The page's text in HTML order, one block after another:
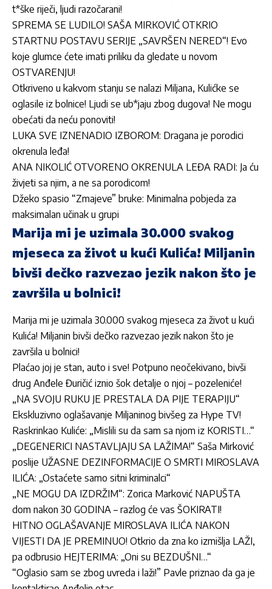
t*ške riječi, ljudi razočarani!
SPREMA SE LUDILO! SAŠA MIRKOVIĆ OTKRIO
STARTNU POSTAVU SERIJE „SAVRŠEN NERED“! Evo
koje glumce ćete imati priliku da gledate u novom
OSTVARENJU!
Otkriveno u kakvom stanju se nalazi Miljana, Kulićke se
oglasile iz bolnice! Ljudi se ub*jaju zbog dugova! Ne mogu
obećati da neću ponoviti!
LUKA SVE IZNENADIO IZBOROM: Dragana je porodici
okrenula leđa!
ANA NIKOLIĆ OTVORENO OKRENULA LEĐA RADI: Ja ću
živjeti sa njim, a ne sa porodicom!
Džeko spasio “Zmajeve” bruke: Minimalna pobjeda za
maksimalan učinak u grupi
Marija mi je uzimala 30.000 svakog
mjeseca za život u kući Kulića! Miljanin
bivši dečko razvezao jezik nakon što je
završila u bolnici!
Marija mi je uzimala 30.000 svakog mjeseca za život u kući
Kulića! Miljanin bivši dečko razvezao jezik nakon što je
završila u bolnici!
Plaćao joj je stan, auto i sve! Potpuno neočekivano, bivši
drug Anđele Đuričić iznio šok detalje o njoj – pozeleniće!
„NA SVOJU RUKU JE PRESTALA DA PIJE TERAPIJU“
Ekskluzivno oglašavanje Miljaninog bivšeg za Hype TV!
Raskrinkao Kuliće: „Mislili su da sam sa njom iz KORISTI…“
„DEGENERICI NASTAVLJAJU SA LAŽIMA!“ Saša Mirković
poslije UŽASNE DEZINFORMACIJE O SMRTI MIROSLAVA
ILIĆA: „Ostaćete samo sitni kriminalci“
„NE MOGU DA IZDRŽIM“: Zorica Marković NAPUŠTA
dom nakon 30 GODINA – razlog će vas ŠOKIRATI!
HITNO OGLAŠAVANJE MIROSLAVA ILIĆA NAKON
VIJESTI DA JE PREMINUO! Otkrio da zna ko izmišlja LAŽI,
pa odbrusio HEJTERIMA: „Oni su BEZDUŠNI…“
“Oglasio sam se zbog uvreda i laži!” Pavle priznao da ga je